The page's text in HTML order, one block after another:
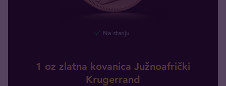
Na stanju
1 oz zlatna kovanica Južnoafrički
Krugerrand